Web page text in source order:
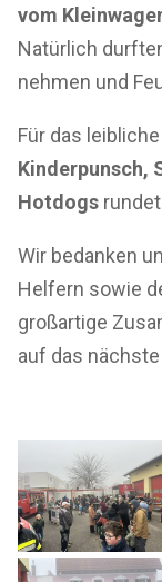
vom
Natürlich
nehmen und
Für das
Kinderpunsch,
Hotdogs
Wir bedanken
Helfern sowie
großartige
auf das